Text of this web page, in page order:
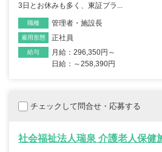
3日とお休みも多く、東証プラ...
職種 管理者・施設長
雇用形態 正社員
給与
月給：296,350円～
日給：～258,390円
チェックして問合せ・応募する
社会福祉法人瑞泉 介護老人保健